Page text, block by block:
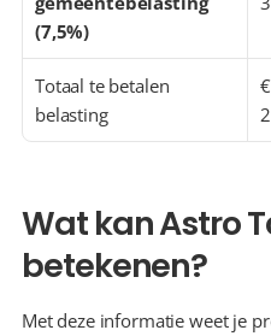
(7,5%)
Totaal te betalen
belasting
Wat kan Astro
betekenen?